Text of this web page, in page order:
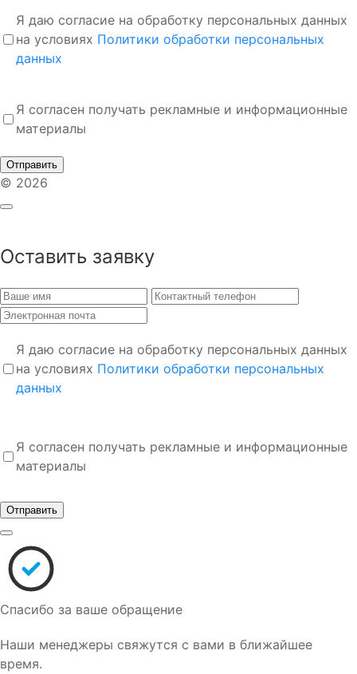
Я даю согласие на обработку персональных данных
на условиях Политики обработки персональных
данных
Я согласен получать рекламные и информационные
материалы
Отправить
© 2026
Оставить заявку
Я даю согласие на обработку персональных данных
на условиях Политики обработки персональных
данных
Я согласен получать рекламные и информационные
материалы
Отправить
Спасибо за ваше обращение
Наши менеджеры свяжутся с вами в ближайшее
время.